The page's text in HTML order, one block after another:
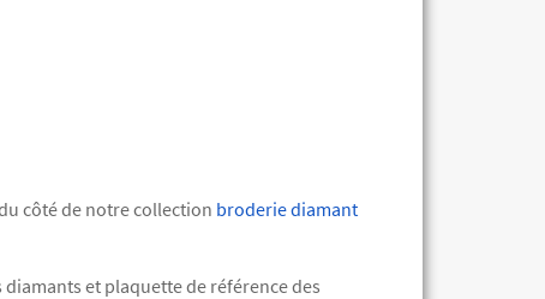
côté de notre collection broderie diamant
et plaquette de référence des